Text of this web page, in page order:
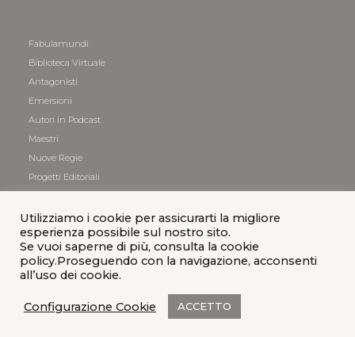
Fabulamundi
Biblioteca Virtuale
Antagonisti
Emersioni
Autori in Podcast
Maestri
Nuove Regie
Progetti Editoriali
© 2021 Teatro|Privacy Policy Cookies Policy
Utilizziamo i cookie per assicurarti la migliore
esperienza possibile sul nostro sito.
Se vuoi saperne di più, consulta la cookie
policy.Proseguendo con la navigazione, acconsenti
all’uso dei cookie.
Configurazione Cookie ACCETTO